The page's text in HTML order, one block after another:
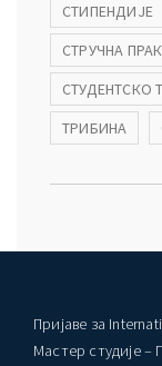
СТИПЕНДИЈЕ
СТРУЧНА
СТУДЕНТСКО
ТРИБИНА
Пријаве за
Мастер студије –